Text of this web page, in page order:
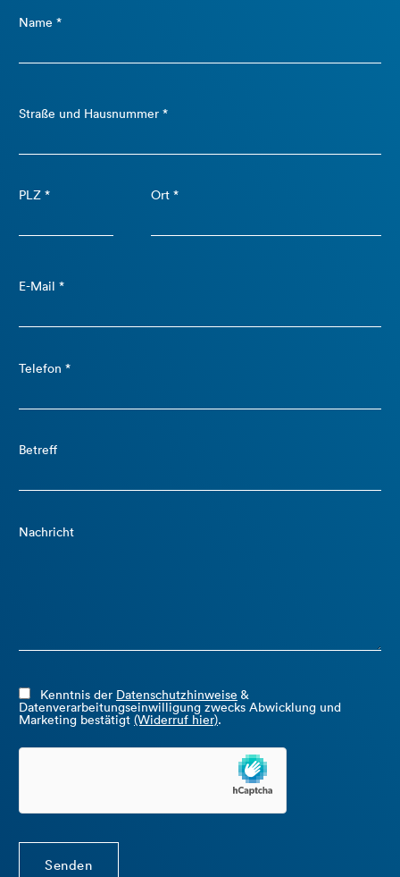
Name *
Straße und Hausnummer *
PLZ * Ort *
E-Mail *
Telefon *
Betreff
Nachricht
Kenntnis der Datenschutzhinweise &
Datenverarbeitungseinwilligung zwecks Abwicklung und
Marketing bestätigt (Widerruf hier).